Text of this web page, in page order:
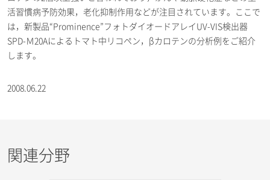
活習慣病予防効果，老化抑制作用などが注目されています。ここで
は，新製品“Prominence”フォトダイオードアレイUV-VIS検出器
SPD-Ｍ20Aによるトマト中リコペン，βカロテンの分析例をご紹介
します。
2008.06.22
関連分野